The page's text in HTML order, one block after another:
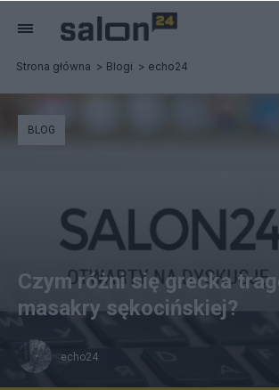
Strona główna Blogi echo24
BLOG
Czym różni się grecka
masakry sękocińskiej?
echo24